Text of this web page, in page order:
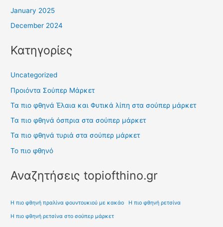
January 2025
December 2024
Κατηγορίες
Uncategorized
Προιόντα Σούπερ Μάρκετ
Τα πιο φθηνά Έλαια και Φυτικά λίπη στα σούπερ μάρκετ
Τα πιο φθηνά όσπρια στα σούπερ μάρκετ
Τα πιο φθηνά τυριά στα σούπερ μάρκετ
Το πιο φθηνό
Αναζητήσεις topiofthino.gr
Η πιο φθηνή πραλίνα φουντουκιού με κακάο Η πιο φθηνή ρετσίνα
Η πιο φθηνή ρετσίνα στο σούπερ μάρκετ